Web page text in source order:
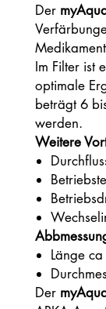
Der
Im Filter ist
optimale
beträgt 6
werden.
Weitere
Länge
Der